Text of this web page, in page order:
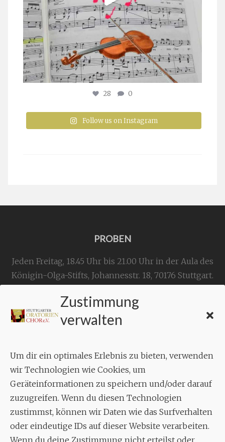
Zustimmung
verwalten
Um dir ein optimales Erlebnis zu bieten, verwenden
wir Technologien wie Cookies, um
Geräteinformationen zu speichern und/oder darauf
zuzugreifen. Wenn du diesen Technologien
zustimmst, können wir Daten wie das Surfverhalten
oder eindeutige IDs auf dieser Website verarbeiten.
Wenn du deine Zustimmung nicht erteilst oder
28 0
Follow us on Instagram
PROBEN
Jeden Freitag, 18.45 Uhr bis 21.00 Uhr in der Aula des
Königin-Olga-Stifts, Johannesstr. 18, 70176 Stuttgart.
KONTAKT
Geschäftsstelle:
Aixheimer Str. 18
70619 Stuttgart
MUSIK
Musikalischer Leiter:
Enrico Trummer